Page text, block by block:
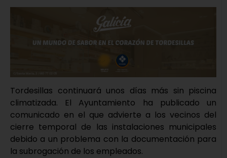
Tordesillas continuará unos días más sin piscina
climatizada. El Ayuntamiento ha publicado un
comunicado en el que advierte a los vecinos del
cierre temporal de las instalaciones municipales
debido a un problema con la documentación para
la subrogación de los empleados.